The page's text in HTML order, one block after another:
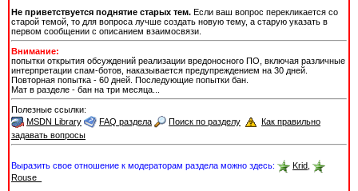
Не приветствуется поднятие старых тем. Если ваш вопрос перекликается со
старой темой, то для вопроса лучше создать новую тему, а старую указать в
первом сообщении с описанием взаимосвязи.
Внимание:
попытки открытия обсуждений реализации вредоносного ПО, включая различные
интерпретации спам-ботов, наказывается предупреждением на 30 дней.
Повторная попытка - 60 дней. Последующие попытки бан.
Мат в разделе - бан на три месяца...
Полезные ссылки:
MSDN Library
FAQ раздела Поиск по разделу
Как правильно
задавать вопросы
Выразить свое отношение к модераторам раздела можно здесь: Krid
Rouse_